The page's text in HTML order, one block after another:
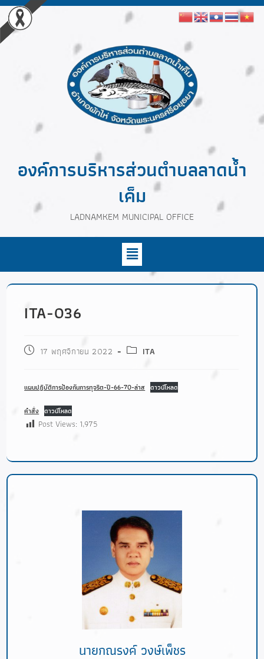
องค์การบริหารส่วนตำบลลาดน้ำ
เค็ม
LADNAMKEM MUNICIPAL OFFICE
ITA-O36
17 พฤศจิกายน 2022 ITA
เเผนปฏิบัติการป้องกันการทุจริต-ปี-66-70-ล่าส ดาวน์โหลด
คำสั่ง ดาวน์โหลด
Post Views: 1,975
นายกณรงค์ วงษ์เพ็ชร